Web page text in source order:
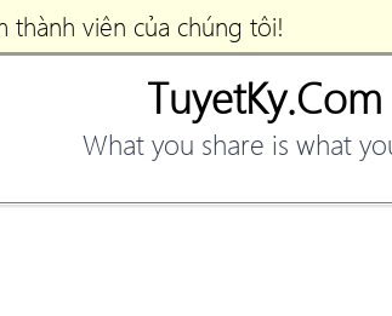
thành viên của chúng tôi!
TuyetKy.Com
What you share is what